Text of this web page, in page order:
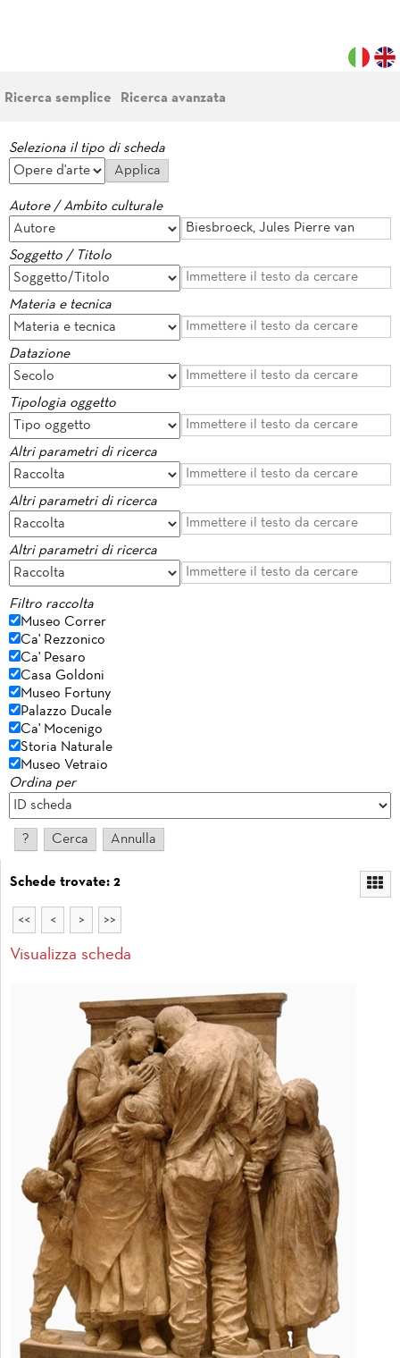
Ricerca semplice Ricerca avanzata
Seleziona il tipo di scheda
Autore / Ambito culturale
Soggetto / Titolo
Materia e tecnica
Datazione
Tipologia oggetto
Altri parametri di ricerca
Altri parametri di ricerca
Altri parametri di ricerca
Filtro raccolta
Museo Correr
Ca' Rezzonico
Ca' Pesaro
Casa Goldoni
Museo Fortuny
Palazzo Ducale
Ca' Mocenigo
Storia Naturale
Museo Vetraio
Ordina per
Schede trovate: 2
<< < > >>
Visualizza scheda